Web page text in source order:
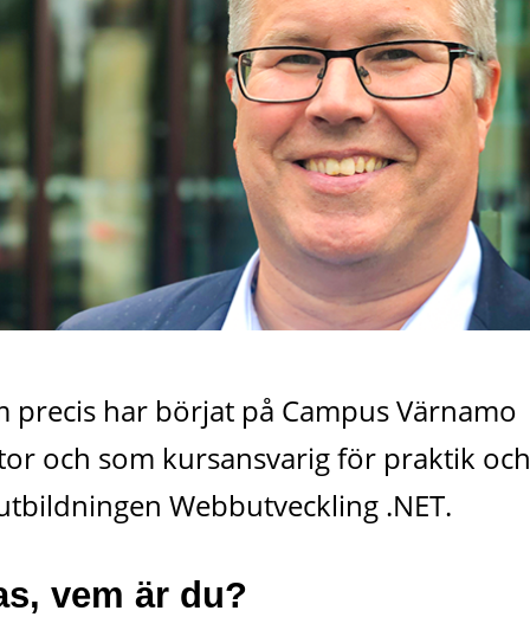
precis har börjat på Campus Värnamo
och som kursansvarig för praktik och
Webbutveckling .NET.
vem är du?